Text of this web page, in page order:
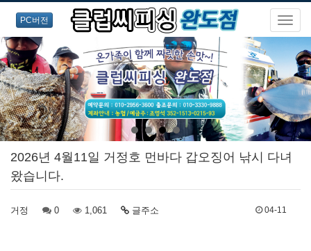
PC버전
2026년 4월11일 거정호 먼바다 갑오징어 낚시 다녀
왔습니다.
거정 0 1,061 글주소 04-11